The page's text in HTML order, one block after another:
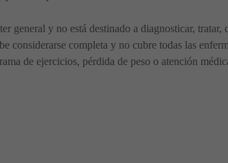
general y no está destinado a diagnosticar,
completa y no cubre todas las
de ejercicios, pérdida de peso o atención